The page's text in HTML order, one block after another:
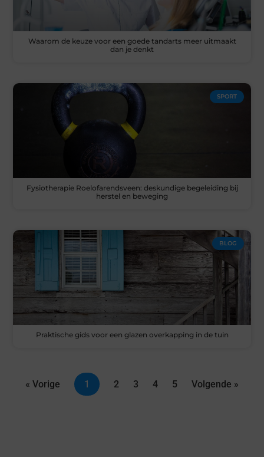
Waarom de keuze voor een goede tandarts meer uitmaakt
dan je denkt
SPORT
Fysiotherapie Roelofarendsveen: deskundige begeleiding bij
herstel en beweging
BLOG
Praktische gids voor een glazen overkapping in de tuin
« Vorige 1 2 3 4 5 Volgende »